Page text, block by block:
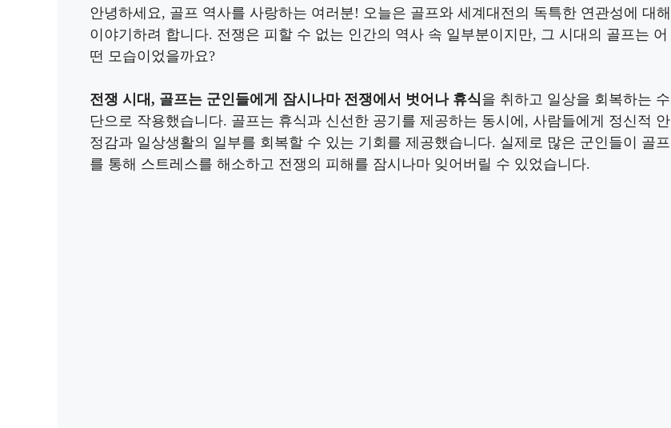
안녕하세요, 골프 역사를 사랑하는 여러분! 오늘은 골프와 세계대전의 독특한 연관성에 대해
이야기하려 합니다. 전쟁은 피할 수 없는 인간의 역사 속 일부분이지만, 그 시대의 골프는 어
떤 모습이었을까요?
전쟁 시대, 골프는 군인들에게 잠시나마 전쟁에서 벗어나 휴식을 취하고 일상을 회복하는 수
단으로 작용했습니다. 골프는 휴식과 신선한 공기를 제공하는 동시에, 사람들에게 정신적 안
정감과 일상생활의 일부를 회복할 수 있는 기회를 제공했습니다. 실제로 많은 군인들이 골프
를 통해 스트레스를 해소하고 전쟁의 피해를 잠시나마 잊어버릴 수 있었습니다.